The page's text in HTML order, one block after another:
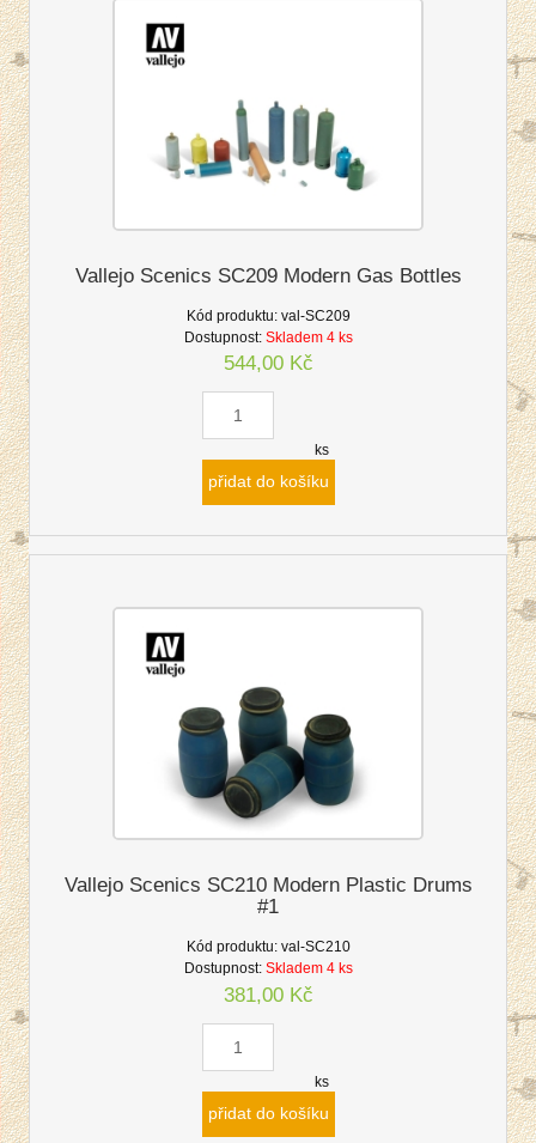
Vallejo Scenics SC209 Modern Gas Bottles
Kód produktu: val-SC209
Dostupnost: Skladem 4 ks
544,00 Kč
ks
přidat do košíku
Vallejo Scenics SC210 Modern Plastic Drums
#1
Kód produktu: val-SC210
Dostupnost: Skladem 4 ks
381,00 Kč
ks
přidat do košíku